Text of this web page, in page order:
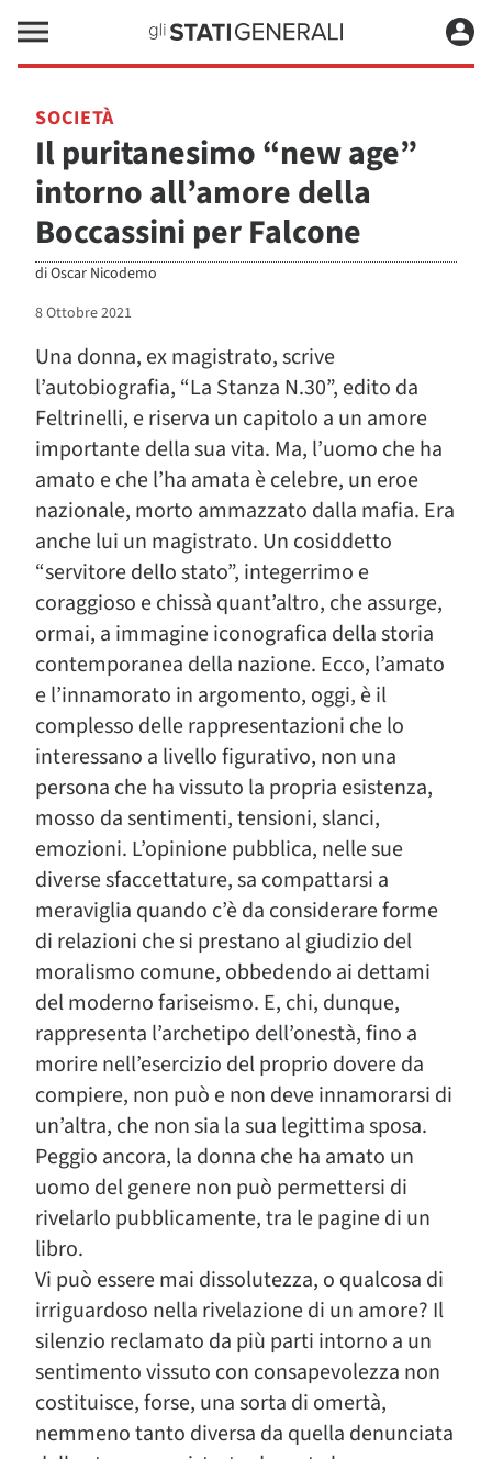
SOCIETÀ
Il puritanesimo “new age”
intorno all’amore della
Boccassini per Falcone
diOscar Nicodemo
8 Ottobre 2021
Una donna, ex magistrato, scrive
l’autobiografia, “La Stanza N.30”, edito da
Feltrinelli, e riserva un capitolo a un amore
importante della sua vita. Ma, l’uomo che ha
amato e che l’ha amata è celebre, un eroe
nazionale, morto ammazzato dalla mafia. Era
anche lui un magistrato. Un cosiddetto
“servitore dello stato”, integerrimo e
coraggioso e chissà quant’altro, che assurge,
ormai, a immagine iconografica della storia
contemporanea della nazione. Ecco, l’amato
e l’innamorato in argomento, oggi, è il
complesso delle rappresentazioni che lo
interessano a livello figurativo, non una
persona che ha vissuto la propria esistenza,
mosso da sentimenti, tensioni, slanci,
emozioni. L’opinione pubblica, nelle sue
diverse sfaccettature, sa compattarsi a
meraviglia quando c’è da considerare forme
di relazioni che si prestano al giudizio del
moralismo comune, obbedendo ai dettami
del moderno fariseismo. E, chi, dunque,
rappresenta l’archetipo dell’onestà, fino a
morire nell’esercizio del proprio dovere da
compiere, non può e non deve innamorarsi di
un’altra, che non sia la sua legittima sposa.
Peggio ancora, la donna che ha amato un
uomo del genere non può permettersi di
rivelarlo pubblicamente, tra le pagine di un
libro.
Vi può essere mai dissolutezza, o qualcosa di
irriguardoso nella rivelazione di un amore? Il
silenzio reclamato da più parti intorno a un
sentimento vissuto con consapevolezza non
costituisce, forse, una sorta di omertà,
nemmeno tanto diversa da quella denunciata